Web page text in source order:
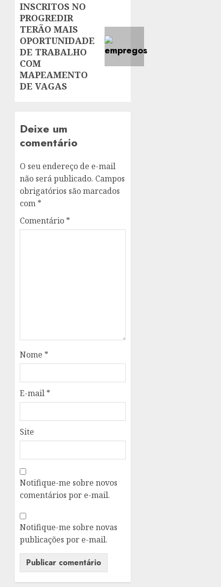
Next
post:
INSCRITOS NO
PROGREDIR
TERÃO MAIS
OPORTUNIDADE
DE TRABALHO
COM
MAPEAMENTO
DE VAGAS
Deixe um
comentário
O seu endereço de e-mail
não será publicado. Campos
obrigatórios são marcados
com *
Comentário *
Nome *
E-mail *
Site
Notifique-me sobre novos
comentários por e-mail.
Notifique-me sobre novas
publicações por e-mail.